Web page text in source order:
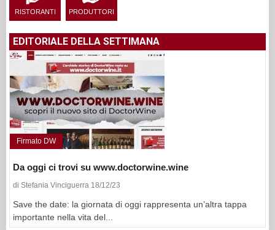
RISTORANTI PRODUTTORI
EDITORIALE DELLA SETTIMANA
Firmato DW
Da oggi ci trovi su www.doctorwine.wine
di Stefania Vinciguerra 18/12/23
Save the date: la giornata di oggi rappresenta un’altra tappa
importante nella vita del...